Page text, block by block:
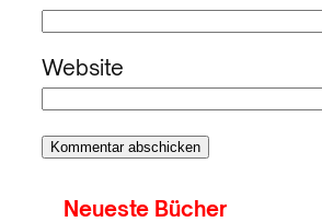
Website
Neueste Bücher